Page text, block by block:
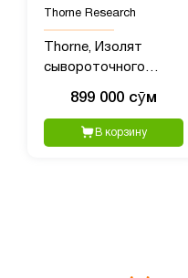
Thorne Research
Thorne, Изолят
сывороточного
899 000 сӯм
В корзину